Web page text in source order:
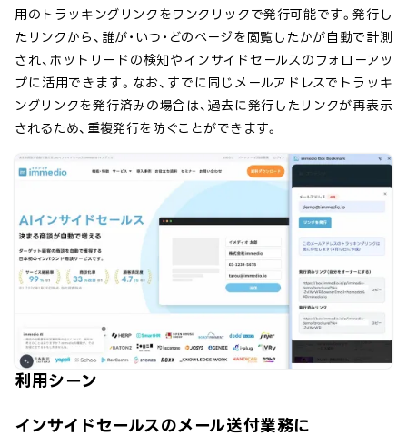
用のトラッキングリンクをワンクリックで発行可能です。発行し
たリンクから、誰が・いつ・どのページを閲覧したかが自動で計測
され、ホットリードの検知やインサイドセールスのフォローアッ
プに活用できます。なお、すでに同じメールアドレスでトラッキ
ングリンクを発行済みの場合は、過去に発行したリンクが再表示
されるため、重複発行を防ぐことができます。
利用シーン
インサイドセールスのメール送付業務に